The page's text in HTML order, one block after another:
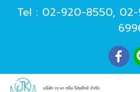
Tel : 02-920-8550,